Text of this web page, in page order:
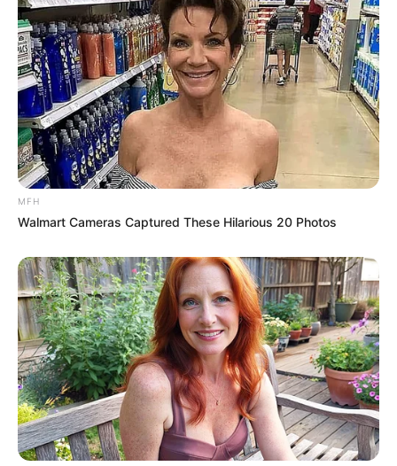
แนะนำ
ดูดวง
ดูดวง
เบอร์โทร คน Keep look เป๊ะทุกมุมดูดี
ทุกองศา คุณล่ะมีเลขคู่นี้ไหม
MFH
Walmart Cameras Captured These Hilarious 20 Photos